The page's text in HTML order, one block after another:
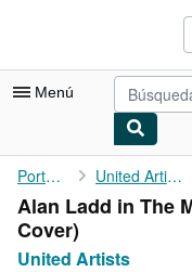
Pasar al contenido
Menú
Mi cuenta
Consultar mis pedidos
Búsqueda avanzada
Portada United Artists
Alan Ladd in The
Cover)
United Artists